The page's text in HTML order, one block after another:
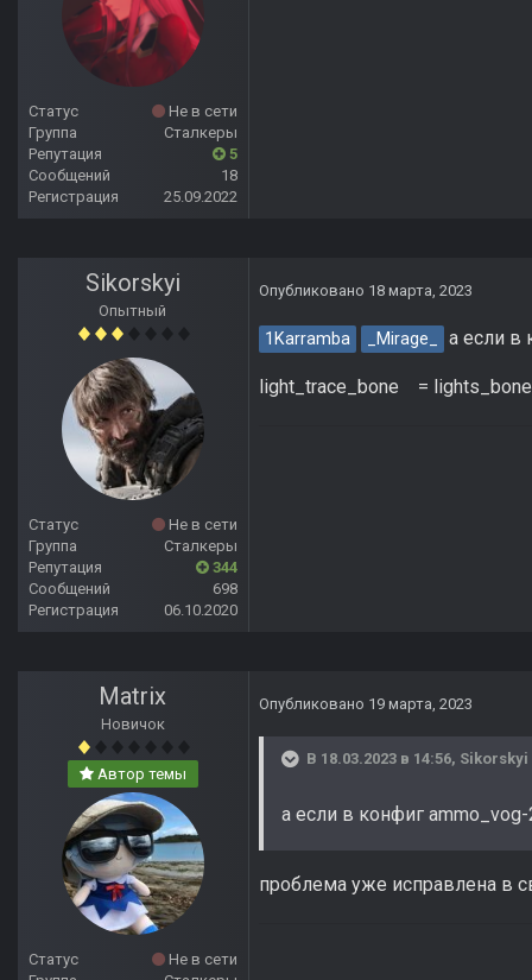
Статус
Не в сети
Группа
Сталкеры
Репутация
5
Сообщений
18
Регистрация
25.09.2022
Sikorskyi
Опытный
Статус
Не в сети
Группа
Сталкеры
Репутация
344
Сообщений
698
Регистрация
06.10.2020
Опубликовано 18 марта, 2023
1Karramba _Mirage_ а если в
light_trace_bone = lights_bone
Matrix
Новичок
Автор темы
Статус
Не в сети
Опубликовано 19 марта, 2023
В 18.03.2023 в 14:56, Sikorskyi
а если в конфиг
проблема уже исправлена в